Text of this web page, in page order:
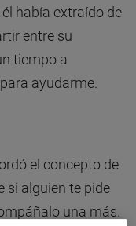
había extraído de
entre su
tiempo a
ayudarme.
el concepto de
si alguien te pide
una más.